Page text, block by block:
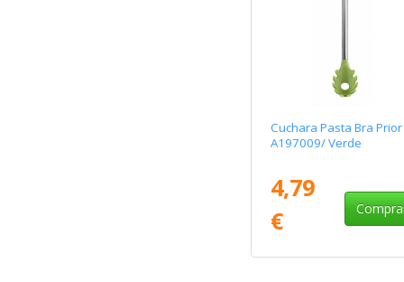
Cuchara Pasta Bra Prior
A197009/ Verde
4,79
€